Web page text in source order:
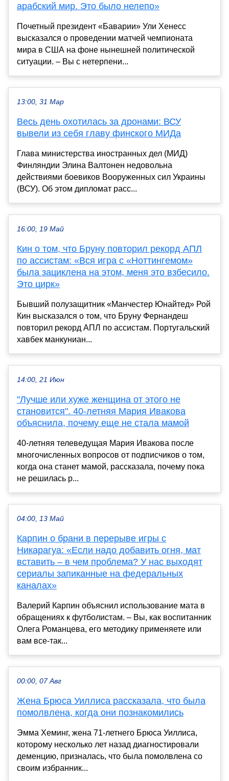
арабский мир. Это было нелепо»
Почетный президент «Баварии» Ули Хенесс
высказался о проведении матчей чемпионата
мира в США на фоне нынешней политической
ситуации. – Вы с нетерпени...
13:00, 31 Мар
Весь день охотилась за дронами: ВСУ
вывели из себя главу финского МИДа
Глава министерства иностранных дел (МИД)
Финляндии Элина Валтонен недовольна
действиями боевиков Вооруженных сил Украины
(ВСУ). Об этом дипломат расс...
16:00, 19 Май
Кин о том, что Бруну повторил рекорд АПЛ
по ассистам: «Вся игра с «Ноттингемом»
была зациклена на этом, меня это взбесило.
Это цирк»
Бывший полузащитник «Манчестер Юнайтед» Рой
Кин высказался о том, что Бруну Фернандеш
повторил рекорд АПЛ по ассистам. Португальский
хавбек манкуниан...
14:00, 21 Июн
"Лучше или хуже женщина от этого не
становится". 40-летняя Мария Ивакова
объяснила, почему еще не стала мамой
40-летняя телеведущая Мария Ивакова после
многочисленных вопросов от подписчиков о том,
когда она станет мамой, рассказала, почему пока
не решилась р...
04:00, 13 Май
Карпин о брани в перерыве игры с
Никарагуа: «Если надо добавить огня, мат
вставить – в чем проблема? У нас выходят
сериалы запиканные на федеральных
каналах»
Валерий Карпин объяснил использование мата в
обращениях к футболистам. – Вы, как воспитанник
Олега Романцева, его методику применяете или
вам все-так...
00:00, 07 Авг
Жена Брюса Уиллиса рассказала, что была
помолвлена, когда они познакомились
Эмма Хеминг, жена 71-летнего Брюса Уиллиса,
которому несколько лет назад диагностировали
деменцию, призналась, что была помолвлена со
своим избранник...